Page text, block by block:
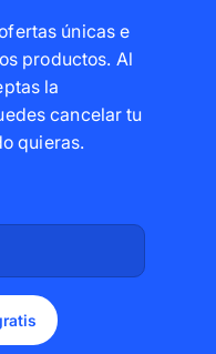
únicas e
productos. Al
la
cancelar tu
quieras.